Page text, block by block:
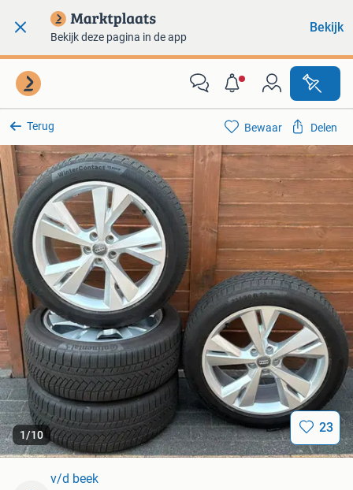
Bekijk deze pagina in de app
Bekijk
Terug
1/10 23
Bewaar Delen
v/d beek